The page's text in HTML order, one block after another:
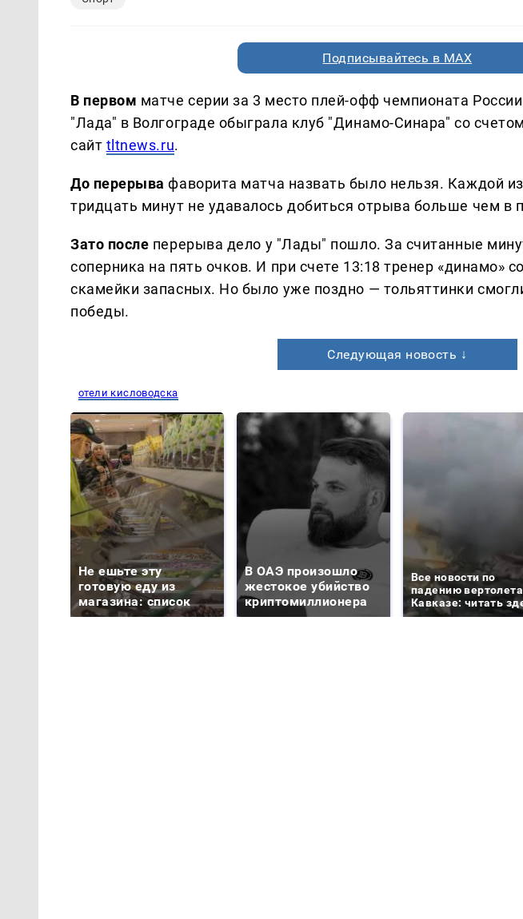
Подписывайтесь в MAX
В первом матче серии за 3 место плей-офф чемпионата
"Лада" в Волгограде обыграла клуб "Динамо-Синара" со
сайт tltnews.ru.
До перерывафаворита матча назвать было нельзя. Каждой
тридцать минут не удавалось добиться отрыва больше чем в
Зато после перерыва дело у "Лады" пошло. За считанные
соперника на пять очков. И при счете 13:18 тренер «динамо»
скамейки запасных. Но было уже поздно — тольяттинки
победы.
Следующая новость ↓
отели кисловодска
Не ешьте эту
готовую еду из
магазина: список
В ОАЭ произошло
жестокое убийство
криптомиллионера
Все новости по
падению
Кавказе: читать